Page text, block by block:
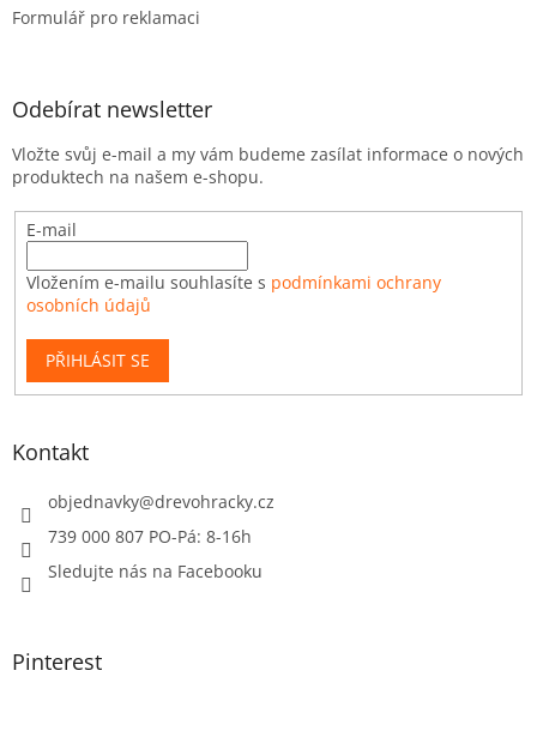
Formulář pro reklamaci
Odebírat newsletter
Vložte svůj e-mail a my vám budeme zasílat informace o nových
produktech na našem e-shopu.
E-mail
Vložením e-mailu souhlasíte s podmínkami ochrany
osobních údajů
PŘIHLÁSIT SE
Kontakt
objednavky@drevohracky.cz
739 000 807 PO-Pá: 8-16h
Sledujte nás na Facebooku
Pinterest